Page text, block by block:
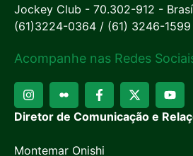
Jockey Club - 70.302-912 -
(61)3224-0364 / (61) 3246-
Acompanhe nas Redes
Diretor de Comunicação e
Montemar Onishi